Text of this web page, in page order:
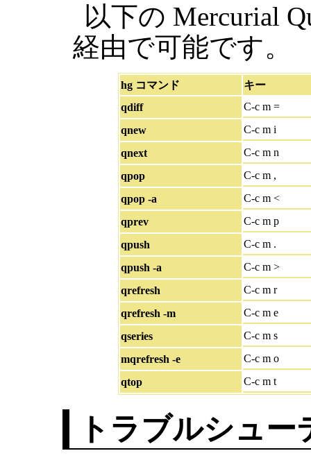
以下の Mercurial
経由で可能です。
hg コマンド
キー
qdiff
C-c m =
qnew
C-c m i
qnext
C-c m n
qpop
C-c m ,
qpop -a
C-c m <
qprev
C-c m p
qpush
C-c m .
qpush -a
C-c m >
qrefresh
C-c m r
qrefresh -m
C-c m e
qseries
C-c m s
mqrefresh -e
C-c m o
qtop
C-c m t
トラブルシュー